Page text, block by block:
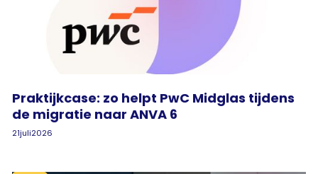
Praktijkcase: zo helpt PwC Midglas tijdens
de migratie naar ANVA 6
21juli2026